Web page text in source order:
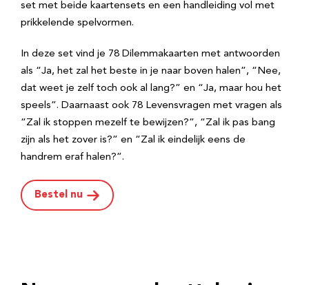
set met beide kaartensets en een handleiding vol met
prikkelende spelvormen.
In deze set vind je 78 Dilemmakaarten met antwoorden
als “Ja, het zal het beste in je naar boven halen”, “Nee,
dat weet je zelf toch ook al lang?” en “Ja, maar hou het
speels”. Daarnaast ook 78 Levensvragen met vragen als
“Zal ik stoppen mezelf te bewijzen?”, “Zal ik pas bang
zijn als het zover is?” en “Zal ik eindelijk eens de
handrem eraf halen?”.
Bestel nu